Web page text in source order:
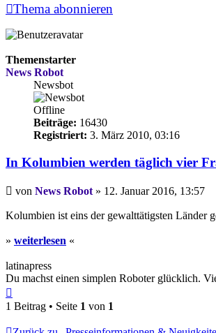
Thema abonnieren
Themenstarter
News Robot
Newsbot
Offline
Beiträge: 16430
Registriert: 3. März 2010, 03:16
In Kolumbien werden täglich vier
Beitrag
von News Robot » 12. Januar 2016, 13:57
Kolumbien ist eins der gewalttätigsten Länder
» weiterlesen «
latinapress
Du machst einen simplen Roboter glücklich.
oben
1 Beitrag • Seite 1 von 1